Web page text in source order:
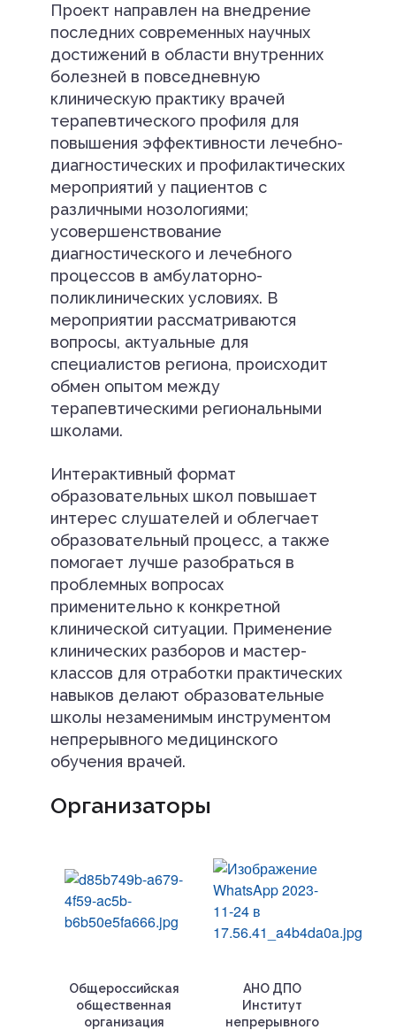
Проект направлен на внедрение
последних современных научных
достижений в области внутренних
болезней в повседневную
клиническую практику врачей
терапевтического профиля для
повышения эффективности лечебно-
диагностических и профилактических
мероприятий у пациентов с
различными нозологиями;
усовершенствование
диагностического и лечебного
процессов в амбулаторно-
поликлинических условиях. В
мероприятии рассматриваются
вопросы, актуальные для
специалистов региона, происходит
обмен опытом между
терапевтическими региональными
школами.
Интерактивный формат
образовательных школ повышает
интерес слушателей и облегчает
образовательный процесс, а также
помогает лучше разобраться в
проблемных вопросах
применительно к конкретной
клинической ситуации. Применение
клинических разборов и мастер-
классов для отработки практических
навыков делают образовательные
школы незаменимым инструментом
непрерывного медицинского
обучения врачей.
Организаторы
Общероссийская
общественная
организация
АНО ДПО
Институт
непрерывного